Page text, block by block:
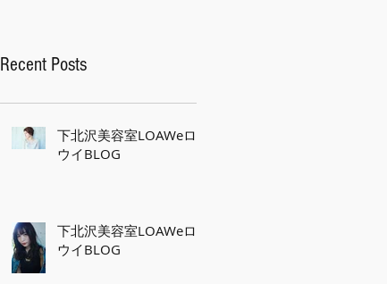
Recent Posts
下北沢美容室LOAWeロ
ウイBLOG
下北沢美容室LOAWeロ
ウイBLOG